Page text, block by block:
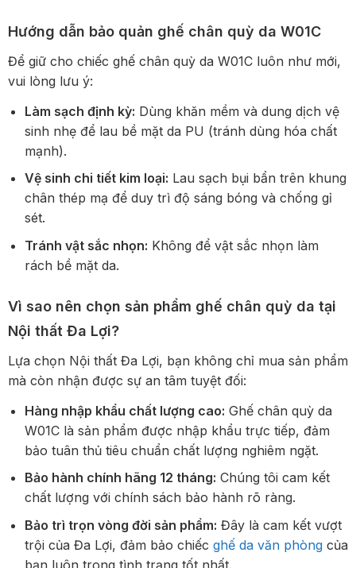
Hướng dẫn bảo quản ghế chân quỳ da W01C
Để giữ cho chiếc ghế chân quỳ da W01C luôn như mới,
vui lòng lưu ý:
Làm sạch định kỳ: Dùng khăn mềm và dung dịch vệ
sinh nhẹ để lau bề mặt da PU (tránh dùng hóa chất
mạnh).
Vệ sinh chi tiết kim loại: Lau sạch bụi bẩn trên khung
chân thép mạ để duy trì độ sáng bóng và chống gỉ
sét.
Tránh vật sắc nhọn: Không để vật sắc nhọn làm
rách bề mặt da.
Vì sao nên chọn sản phẩm ghế chân quỳ da tại
Nội thất Đa Lợi?
Lựa chọn Nội thất Đa Lợi, bạn không chỉ mua sản phẩm
mà còn nhận được sự an tâm tuyệt đối:
Hàng nhập khẩu chất lượng cao: Ghế chân quỳ da
W01C là sản phẩm được nhập khẩu trực tiếp, đảm
bảo tuân thủ tiêu chuẩn chất lượng nghiêm ngặt.
Bảo hành chính hãng 12 tháng: Chúng tôi cam kết
chất lượng với chính sách bảo hành rõ ràng.
Bảo trì trọn vòng đời sản phẩm: Đây là cam kết vượt
trội của Đa Lợi, đảm bảo chiếc ghế da văn phòngcủa
bạn luôn trong tình trạng tốt nhất.